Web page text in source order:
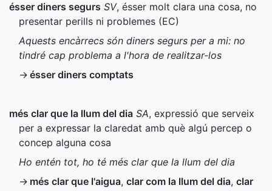
ésser diners segurs SV, ésser molt clara una cosa, no
presentar perills ni problemes (EC)
Aquests encàrrecs són diners segurs per a mi: no
tindré cap problema a l'hora de realitzar-los
→ ésser diners comptats
més clar que la llum del dia SA, expressió que serveix
per a expressar la claredat amb què algú percep o
concep alguna cosa
Ho entén tot, ho té més clar que la llum del dia
→ més clar que l'aigua, clar com la llum del dia, clar